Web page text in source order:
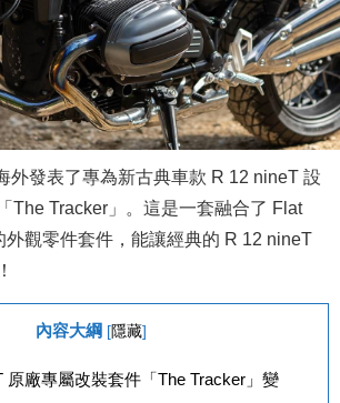
外發表了專為新古典車款 R 12 nineT 設
Tracker」。這是一套融合了 Flat
外觀零件套件，能讓經典的 R 12 nineT
內容大綱 [隱藏]
原廠專屬改裝套件「The Tracker」變